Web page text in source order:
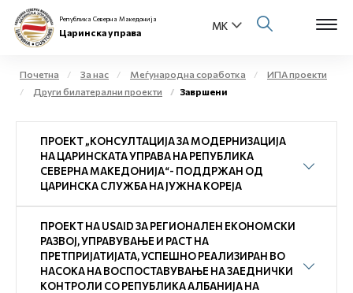
Физички лица
Бизнис заедница
Е-Царина
Open
Медиа центар
Република Северна Македонија
Царинска управа
Почетна За нас Меѓународна соработка
ИПА проекти
Други билатерални проекти
Завршени
ПРОЕКТ „КОНСУЛТАЦИЈА ЗА МОДЕРНИЗАЦИЈА
НА ЦАРИНСКАТА УПРАВА НА РЕПУБЛИКА
СЕВЕРНА МАКЕДОНИЈА“- ПОДДРЖАН ОД
ЦАРИНСКА СЛУЖБА НА ЈУЖНА КОРЕЈА
ПРОЕКТ НА USAID ЗА РЕГИОНАЛЕН ЕКОНОМСКИ
РАЗВОЈ, УПРАВУВАЊЕ И РАСТ НА
ПРЕТПРИЈАТИЈАТА, УСПЕШНО РЕАЛИЗИРАН ВО
НАСОКА НА ВОСПОСТАВУВАЊЕ НА ЗАЕДНИЧКИ
КОНТРОЛИ СО РЕПУБЛИКА АЛБАНИЈА НА